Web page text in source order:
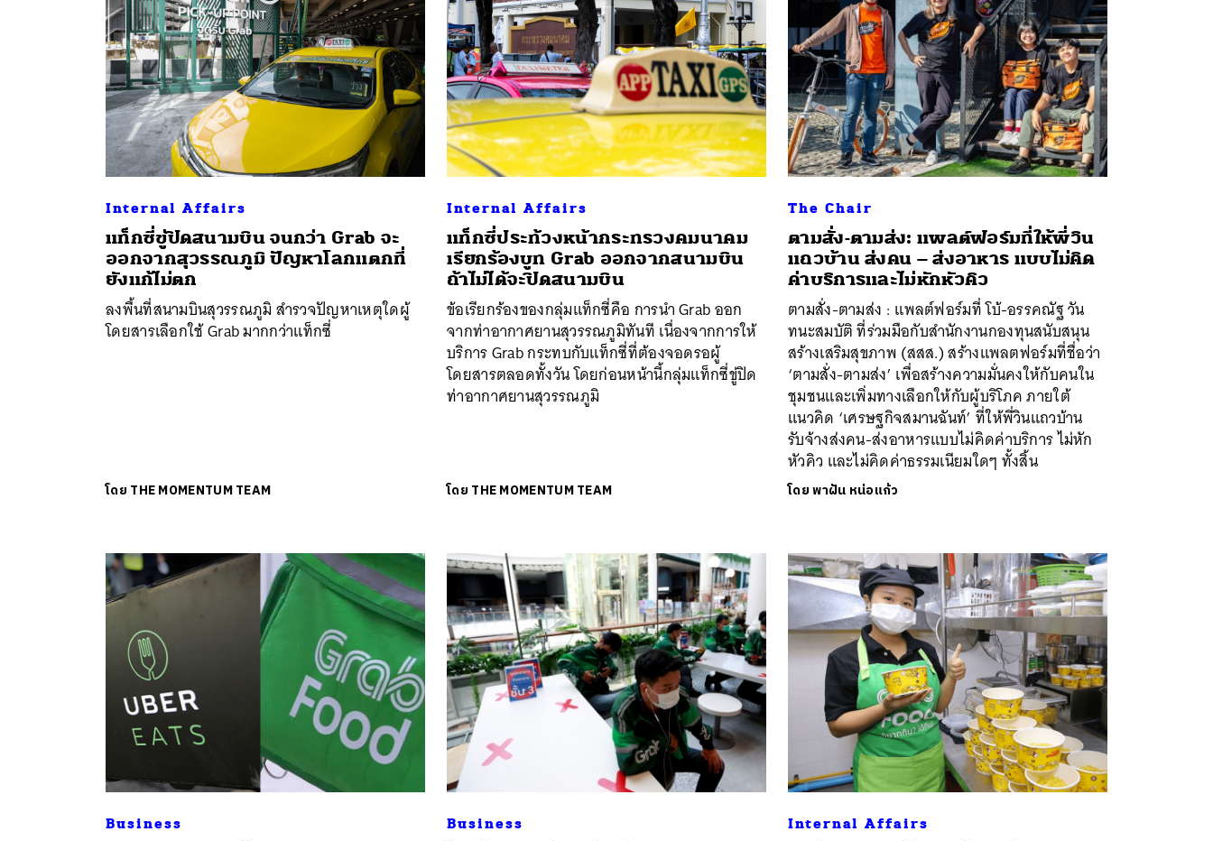
Internal Affairs
แท็กซี่ขู่ปิดสนามบิน จนกว่า Grab จะ
ออกจากสุวรรณภูมิ ปัญหาโลกแตกที่
ยังแก้ไม่ตก
ลงพื้นที่สนามบินสุวรรณภูมิ สำรวจปัญหาเหตุใดผู้
โดยสารเลือกใช้ Grab มากกว่าแท็กซี่
โดย THE MOMENTUM TEAM
Internal Affairs
แท็กซี่ประท้วงหน้ากระทรวงคมนาคม
เรียกร้องบูท Grab ออกจากสนามบิน
ถ้าไม่ได้จะปิดสนามบิน
ข้อเรียกร้องของกลุ่มแท็กซี่คือ การนำ Grab ออก
จากท่าอากาศยานสุวรรณภูมิทันที เนื่องจากการให้
บริการ Grab กระทบกับแท็กซี่ที่ต้องจอดรอผู้
โดยสารตลอดทั้งวัน โดยก่อนหน้านี้กลุ่มแท็กซี่ขู่ปิด
ท่าอากาศยานสุวรรณภูมิ
โดย THE MOMENTUM TEAM
The Chair
ตามสั่ง-ตามส่ง: แพลต์ฟอร์มที่ให้พี่วิน
แถวบ้าน ส่งคน – ส่งอาหาร แบบไม่คิด
ค่าบริการและไม่หักหัวคิว
ตามสั่ง-ตามส่ง : แพลต์ฟอร์มที่ โบ้-อรรคณัฐ วัน
ทนะสมบัติ ที่ร่วมมือกับสำนักงานกองทุนสนับสนุน
สร้างเสริมสุขภาพ (สสส.) สร้างแพลตฟอร์มที่ชื่อว่า
‘ตามสั่ง-ตามส่ง’ เพื่อสร้างความมั่นคงให้กับคนใน
ชุมชนและเพิ่มทางเลือกให้กับผู้บริโภค ภายใต้
แนวคิด ‘เศรษฐกิจสมานฉันท์’ ที่ให้พี่วินแถวบ้าน
รับจ้างส่งคน-ส่งอาหารแบบไม่คิดค่าบริการ ไม่หัก
หัวคิว และไม่คิดค่าธรรมเนียมใดๆ ทั้งสิ้น
โดยพาฝัน หน่อแก้ว
Business Business Internal Affairs